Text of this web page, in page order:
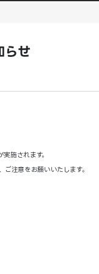
らせ
施されます。
注意をお願いいたします。